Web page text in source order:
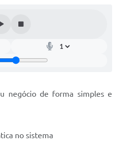
negócio de forma simples e
no sistema